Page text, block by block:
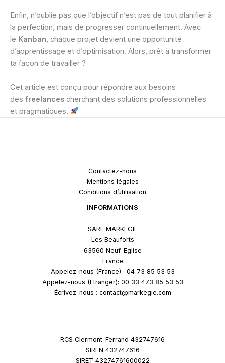
Enfin, n’oublie pas que l’objectif n’est pas de tout planifier à
la perfection, mais de progresser continuellement. Avec
le Kanban, chaque projet devient une opportunité
d’apprentissage et d’optimisation. Alors, prêt à transformer
ta façon de travailler ?
Cet article est conçu pour répondre aux besoins
des freelances cherchant des solutions professionnelles
et pragmatiques.
Contactez-nous
Mentions légales
Conditions d’utilisation
INFORMATIONS
SARL MARKEGIE
Les Beauforts
63560 Neuf-Eglise
France
Appelez-nous (France) : 04 73 85 53 53
Appelez-nous (Etranger): 00 33 473 85 53 53
Écrivez-nous : contact@markegie.com
RCS Clermont-Ferrand 432747616
SIREN 432747616
SIRET 43274761600022